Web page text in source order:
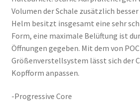
Volumen der Schale zusätzlich
Helm besitzt insgesamt eine sehr
Form, eine maximale Belüftung ist
Öffnungen gegeben. Mit dem von
Größenverstellsystem lässt sich der
Kopfform anpassen.
-Progressive Core